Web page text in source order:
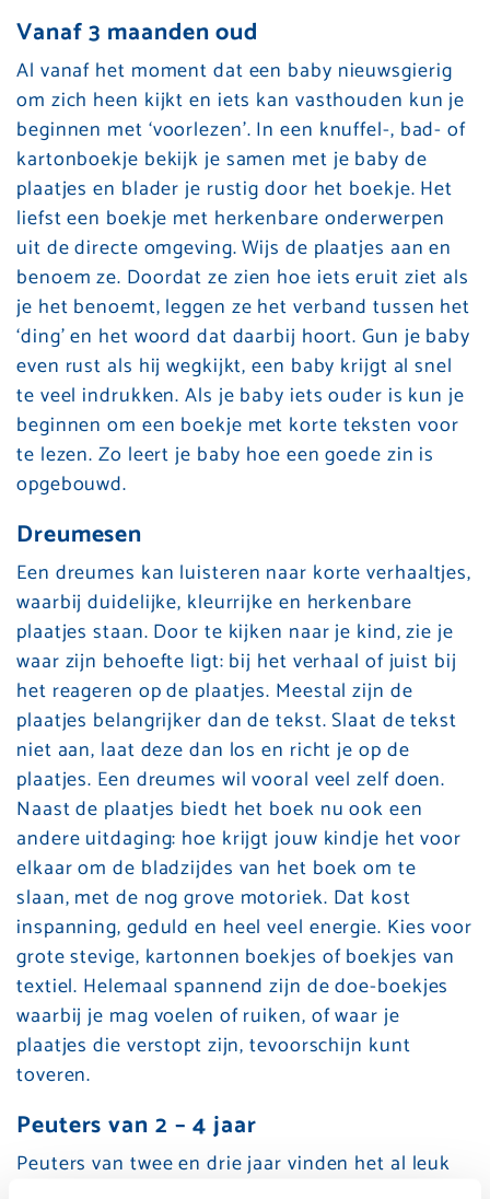
Vanaf 3 maanden oud
Al vanaf het moment dat een baby nieuwsgierig
om zich heen kijkt en iets kan vasthouden kun je
beginnen met ‘voorlezen’. In een knuffel-, bad- of
kartonboekje bekijk je samen met je baby de
plaatjes en blader je rustig door het boekje. Het
liefst een boekje met herkenbare onderwerpen
uit de directe omgeving. Wijs de plaatjes aan en
benoem ze. Doordat ze zien hoe iets eruit ziet als
je het benoemt, leggen ze het verband tussen het
‘ding’ en het woord dat daarbij hoort. Gun je baby
even rust als hij wegkijkt, een baby krijgt al snel
te veel indrukken. Als je baby iets ouder is kun je
beginnen om een boekje met korte teksten voor
te lezen. Zo leert je baby hoe een goede zin is
opgebouwd.
Dreumesen
Een dreumes kan luisteren naar korte verhaaltjes,
waarbij duidelijke, kleurrijke en herkenbare
plaatjes staan. Door te kijken naar je kind, zie je
waar zijn behoefte ligt: bij het verhaal of juist bij
het reageren op de plaatjes. Meestal zijn de
plaatjes belangrijker dan de tekst. Slaat de tekst
niet aan, laat deze dan los en richt je op de
plaatjes. Een dreumes wil vooral veel zelf doen.
Naast de plaatjes biedt het boek nu ook een
andere uitdaging: hoe krijgt jouw kindje het voor
elkaar om de bladzijdes van het boek om te
slaan, met de nog grove motoriek. Dat kost
inspanning, geduld en heel veel energie. Kies voor
grote stevige, kartonnen boekjes of boekjes van
textiel. Helemaal spannend zijn de doe-boekjes
waarbij je mag voelen of ruiken, of waar je
plaatjes die verstopt zijn, tevoorschijn kunt
toveren.
Peuters van 2 – 4 jaar
Peuters van twee en drie jaar vinden het al leuk